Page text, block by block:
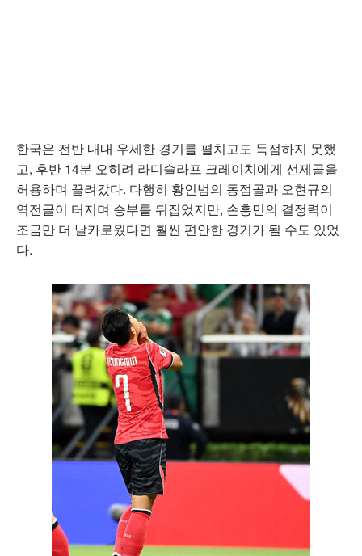
한국은 전반 내내 우세한 경기를 펼치고도 득점하지 못했
고, 후반 14분 오히려 라디슬라프 크레이치에게 선제골을
허용하며 끌려갔다. 다행히 황인범의 동점골과 오현규의
역전골이 터지며 승부를 뒤집었지만, 손흥민의 결정력이
조금만 더 날카로웠다면 훨씬 편안한 경기가 될 수도 있었
다.